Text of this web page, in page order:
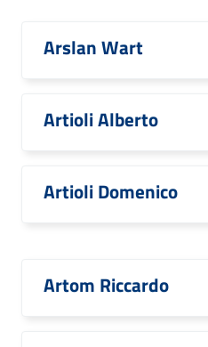
Arslan Wart
Artioli Alberto
Artioli Domenico
Artom Riccardo